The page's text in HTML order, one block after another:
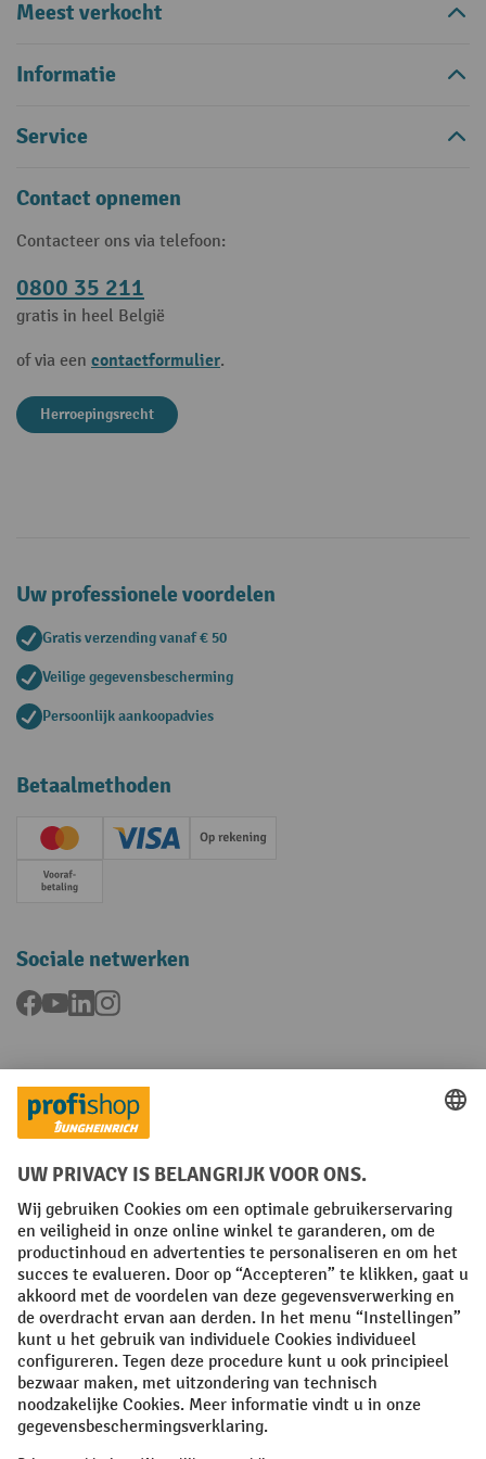
Meest verkocht
Informatie
Service
Contact opnemen
Contacteer ons via telefoon:
0800 35 211
gratis in heel België
of via een contactformulier.
Herroepingsrecht
Uw professionele voordelen
Gratis verzending vanaf € 50
Veilige gegevensbescherming
Persoonlijk aankoopadvies
Betaalmethoden
Creditcard (Master)Creditcard (Visa)Op rekening
Vooruitbetaling
Sociale netwerken
Facebook
YouTubeLinkedInInstagram
Talen
FR NL
Algemene verkoopvoorwaarden Copyright
Privacyverklaring Privacy-instellingen
All prices excl. VAT plusshipping costs and possible delivery charges,
if not stated otherwise.
¹ De korting is geldig tot en met de vermelde datum. Combinatie met
andere aanbiedingen en lopende acties is niet mogelijk. | ² De korting
wordt éénmalig toegekend bij de eerste inschrijving voor de